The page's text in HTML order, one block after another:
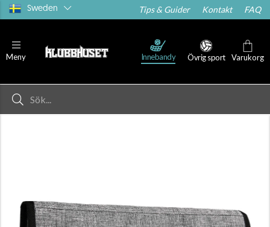
Sweden Tips & Guider Kontakt FAQ
Meny Innebandy Övrig sport Varukorg